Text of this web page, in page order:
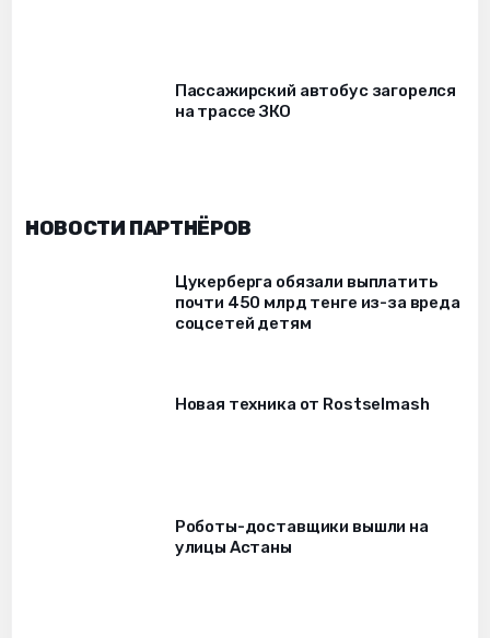
Пассажирский автобус загорелся
на трассе ЗКО
НОВОСТИ ПАРТНЁРОВ
Цукерберга обязали выплатить
почти 450 млрд тенге из-за вреда
соцсетей детям
Новая техника от Rostselmash
Роботы-доставщики вышли на
улицы Астаны